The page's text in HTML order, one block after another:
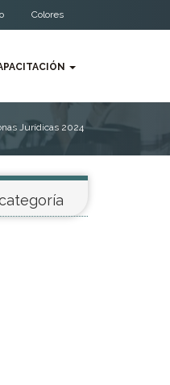
Colores
Jurídicas 2024